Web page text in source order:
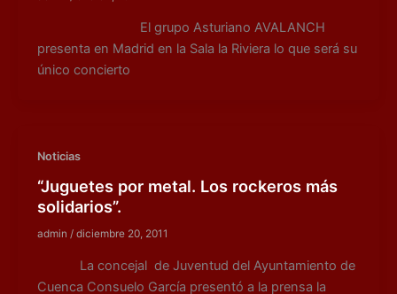
El grupo Asturiano AVALANCH
presenta en Madrid en la Sala la Riviera lo que será su
único concierto
Noticias
“Juguetes por metal. Los rockeros más
solidarios”.
admin / diciembre 20, 2011
La concejal de Juventud del Ayuntamiento de
Cuenca Consuelo García presentó a la prensa la